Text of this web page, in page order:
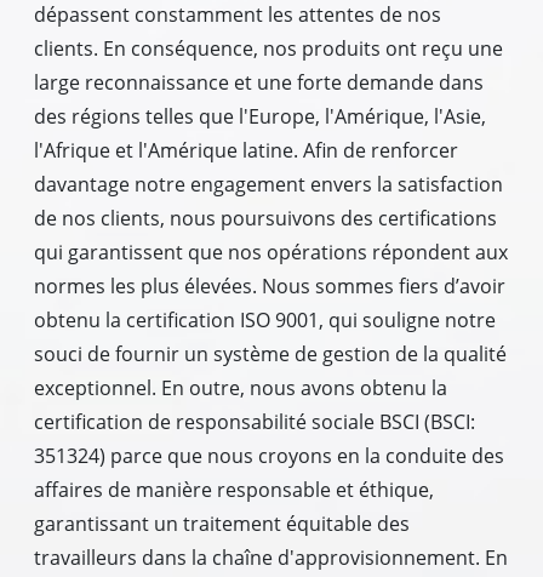
dépassent constamment les attentes de nos
clients. En conséquence, nos produits ont reçu une
large reconnaissance et une forte demande dans
des régions telles que l'Europe, l'Amérique, l'Asie,
l'Afrique et l'Amérique latine. Afin de renforcer
davantage notre engagement envers la satisfaction
de nos clients, nous poursuivons des certifications
qui garantissent que nos opérations répondent aux
normes les plus élevées. Nous sommes fiers d’avoir
obtenu la certification ISO 9001, qui souligne notre
souci de fournir un système de gestion de la qualité
exceptionnel. En outre, nous avons obtenu la
certification de responsabilité sociale BSCI (BSCI:
351324) parce que nous croyons en la conduite des
affaires de manière responsable et éthique,
garantissant un traitement équitable des
travailleurs dans la chaîne d'approvisionnement. En